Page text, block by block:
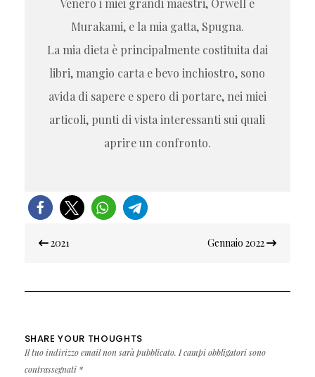
Venero i miei grandi maestri, Orwell e
Murakami, e la mia gatta, Spugna.
La mia dieta è principalmente costituita dai
libri, mangio carta e bevo inchiostro, sono
avida di sapere e spero di portare, nei miei
articoli, punti di vista interessanti sui quali
aprire un confronto.
Navigazione
2021 Gennaio 2022
SHARE YOUR THOUGHTS
Il tuo indirizzo email non sarà pubblicato. I campi obbligatori sono
contrassegnati *